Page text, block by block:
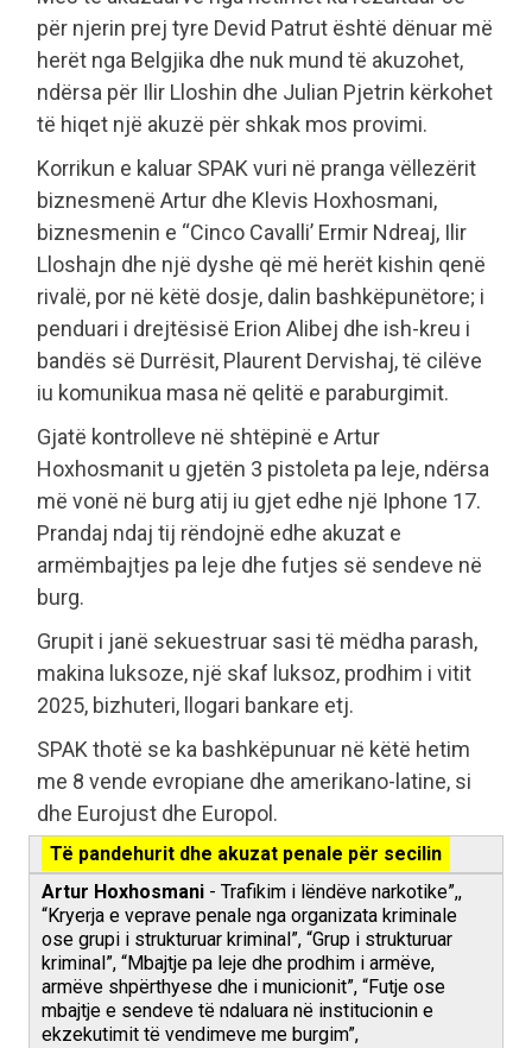
për njerin prej tyre Devid Patrut është dënuar më
herët nga Belgjika dhe nuk mund të akuzohet,
ndërsa për Ilir Lloshin dhe Julian Pjetrin kërkohet
të hiqet një akuzë për shkak mos provimi.
Korrikun e kaluar SPAK vuri në pranga vëllezërit
biznesmenë Artur dhe Klevis Hoxhosmani,
biznesmenin e “Cinco Cavalli’ Ermir Ndreaj, Ilir
Lloshajn dhe një dyshe që më herët kishin qenë
rivalë, por në këtë dosje, dalin bashkëpunëtore; i
penduari i drejtësisë Erion Alibej dhe ish-kreu i
bandës së Durrësit, Plaurent Dervishaj, të cilëve
iu komunikua masa në qelitë e paraburgimit.
Gjatë kontrolleve në shtëpinë e Artur
Hoxhosmanit u gjetën 3 pistoleta pa leje, ndërsa
më vonë në burg atij iu gjet edhe një Iphone 17.
Prandaj ndaj tij rëndojnë edhe akuzat e
armëmbajtjes pa leje dhe futjes së sendeve në
burg.
Grupit i janë sekuestruar sasi të mëdha parash,
makina luksoze, një skaf luksoz, prodhim i vitit
2025, bizhuteri, llogari bankare etj.
SPAK thotë se ka bashkëpunuar në këtë hetim
me 8 vende evropiane dhe amerikano-latine, si
dhe Eurojust dhe Europol.
Të pandehurit dhe akuzat penale për secilin
Artur Hoxhosmani - Trafikim i lëndëve narkotike”,,
“Kryerja e veprave penale nga organizata kriminale
ose grupi i strukturuar kriminal”, “Grup i strukturuar
kriminal”, “Mbajtje pa leje dhe prodhim i armëve,
armëve shpërthyese dhe i municionit”, “Futje ose
mbajtje e sendeve të ndaluara në institucionin e
ekzekutimit të vendimeve me burgim”,